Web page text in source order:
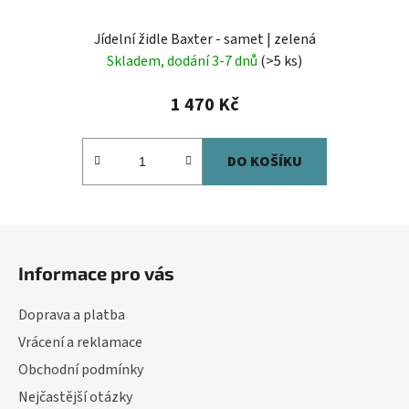
Jídelní židle Baxter - samet | zelená
Skladem, dodání 3-7 dnů (>5 ks)
1 470 Kč
DO KOŠÍKU
Informace pro vás
Doprava a platba
Vrácení a reklamace
Obchodní podmínky
Nejčastější otázky